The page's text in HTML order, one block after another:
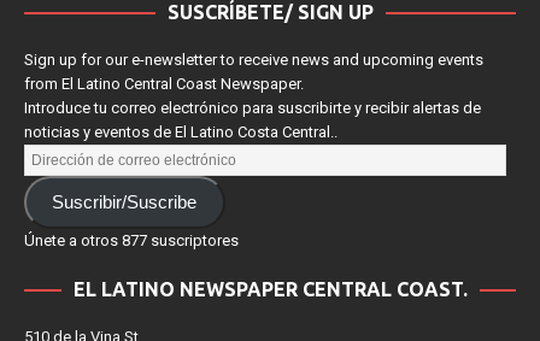
SUSCRÍBETE/ SIGN UP
Sign up for our e-newsletter to receive news and upcoming events
from El Latino Central Coast Newspaper.
Introduce tu correo electrónico para suscribirte y recibir alertas de
noticias y eventos de El Latino Costa Central..
Únete a otros 877 suscriptores